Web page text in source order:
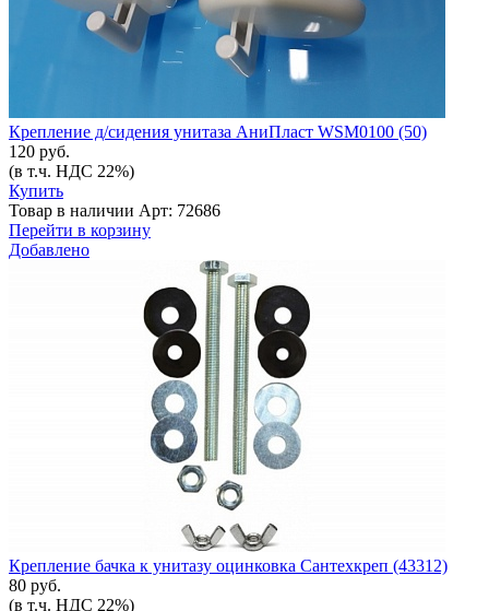
Крепление д/сидения унитаза АниПласт WSM0100 (50)
120 руб.
(в т.ч. НДС 22%)
Купить
Товар в наличии Арт: 72686
Перейти в корзину
Добавлено
Крепление бачка к унитазу оцинковка Сантехкреп (43312)
80 руб.
(в т.ч. НДС 22%)